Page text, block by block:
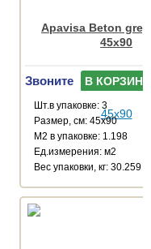
Apavisa Beton
45x90
Звоните В КОРЗИНУ
Шт.в упаковке: 3
Размер, см: 45x90
М2 в упаковке: 1.198
Ед.измерения: м2
Веc упаковки, кг: 30.259